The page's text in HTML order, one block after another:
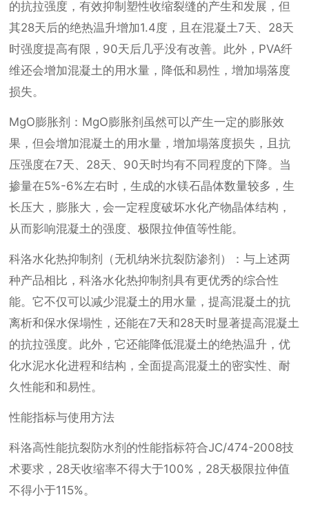
的抗拉强度，有效抑制塑性收缩裂缝的产生和发展，但
其28天后的绝热温升增加1.4度，且在混凝土7天、28天
时强度提高有限，90天后几乎没有改善。此外，PVA纤
维还会增加混凝土的用水量，降低和易性，增加塌落度
损失。
MgO膨胀剂：MgO膨胀剂虽然可以产生一定的膨胀效
果，但会增加混凝土的用水量，增加塌落度损失，且抗
压强度在7天、28天、90天时均有不同程度的下降。当
掺量在5%-6%左右时，生成的水镁石晶体数量较多，生
长压大，膨胀大，会一定程度破坏水化产物晶体结构，
从而影响混凝土的强度、极限拉伸值等性能。
科洛水化热抑制剂（无机纳米抗裂防渗剂）：与上述两
种产品相比，科洛水化热抑制剂具有更优秀的综合性
能。它不仅可以减少混凝土的用水量，提高混凝土的抗
离析和保水保塌性，还能在7天和28天时显著提高混凝土
的抗拉强度。此外，它还能降低混凝土的绝热温升，优
化水泥水化进程和结构，全面提高混凝土的密实性、耐
久性能和和易性。
性能指标与使用方法
科洛高性能抗裂防水剂的性能指标符合JC/474-2008技
术要求，28天收缩率不得大于100%，28天极限拉伸值
不得小于115%。